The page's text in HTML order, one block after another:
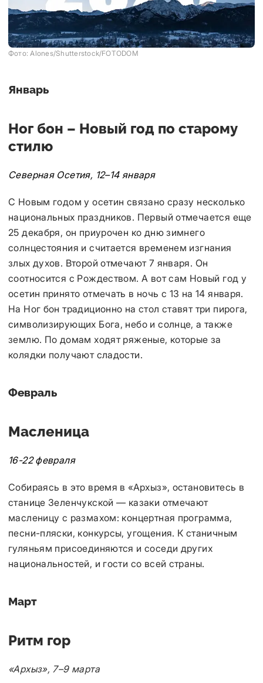
Фото: Alones/Shutterstock/FOTODOM
Январь
Ног бон – Новый год по старому
стилю
Северная Осетия, 12–14 января
С Новым годом у осетин связано сразу несколько
национальных праздников. Первый отмечается еще
25 декабря, он приурочен ко дню зимнего
солнцестояния и считается временем изгнания
злых духов. Второй отмечают 7 января. Он
соотносится с Рождеством. А вот сам Новый год у
осетин принято отмечать в ночь с 13 на 14 января.
На Ног бон традиционно на стол ставят три пирога,
символизирующих Бога, небо и солнце, а также
землю. По домам ходят ряженые, которые за
колядки получают сладости.
Февраль
Масленица
16-22 февраля
Собираясь в это время в «Архыз», остановитесь в
станице Зеленчукской — казаки отмечают
масленицу с размахом: концертная программа,
песни-пляски, конкурсы, угощения. К станичным
гуляньям присоединяются и соседи других
национальностей, и гости со всей страны.
Март
Ритм гор
«Архыз», 7–9 марта